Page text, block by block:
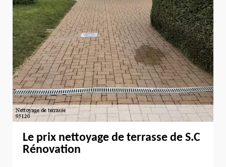
Le prix nettoyage de terrasse de S.C
Rénovation